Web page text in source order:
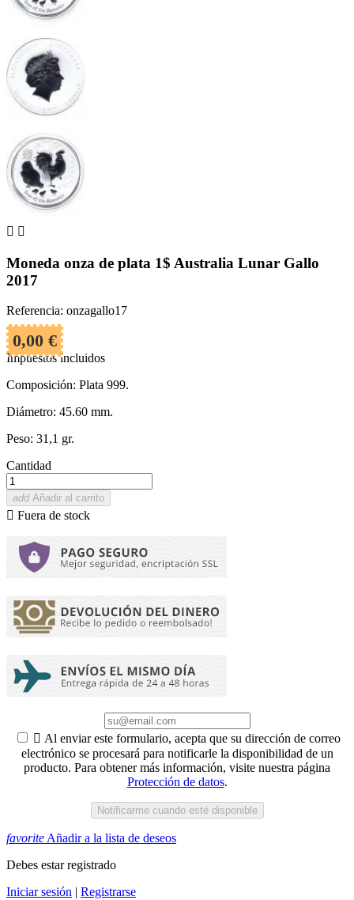
 
Moneda onza de plata 1$ Australia Lunar Gallo
2017
Referencia: onzagallo17
0,00 €
Impuestos incluidos
Composición: Plata 999.
Diámetro: 45.60 mm.
Peso: 31,1 gr.
Cantidad
add Añadir al carrito
 Fuera de stock
 Al enviar este formulario, acepta que su dirección de correo
electrónico se procesará para notificarle la disponibilidad de un
producto. Para obtener más información, visite nuestra página
Protección de datos.
Notificarme cuando esté disponible
favorite Añadir a la lista de deseos
Debes estar registrado
Iniciar sesión | Registrarse